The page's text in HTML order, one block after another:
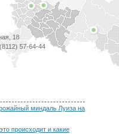
18
57-64-44
миндаль Луиза на
происходит и какие